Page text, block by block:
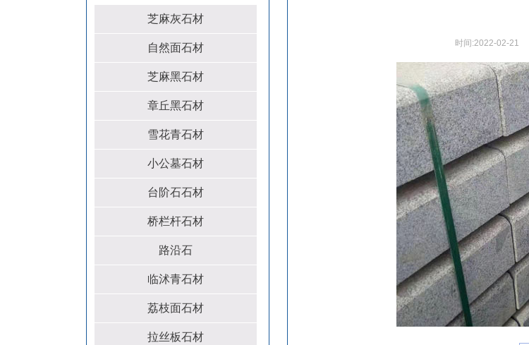
芝麻灰石材
自然面石材
芝麻黑石材
章丘黑石材
雪花青石材
小公墓石材
台阶石石材
桥栏杆石材
路沿石
临沭青石材
荔枝面石材
拉丝板石材
时间:2022-02-21